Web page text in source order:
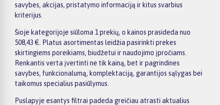
savybes, akcijas, pristatymo informaciją ir kitus svarbius
kriterijus.
Šioje kategorijoje siūloma 1 prekių, o kainos prasideda nuo
508,43 €. Platus asortimentas leidžia pasirinkti prekes
skirtingiems poreikiams, biudžetui ir naudojimo įpročiams.
Renkantis verta įvertinti ne tik kainą, bet ir pagrindines
savybes, funkcionalumą, komplektaciją, garantijos sąlygas bei
taikomus specialius pasiūlymus.
Puslapyje esantys filtrai padeda greičiau atrasti aktualius